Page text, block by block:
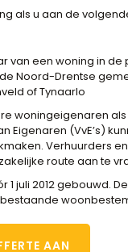
als u aan de
van een woning in de
Noord-Drentse
of Tynaarlo
woningeigenaren
Eigenaren (VvE’s)
Verhuurders en
route aan te
1 juli 2012 gebouwd.
AAN